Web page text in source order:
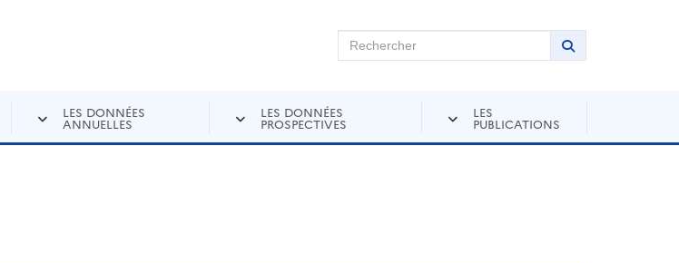
Rechercher sur Andra Inventaire Rechercher
Lancer la
LES DONNÉES
ANNUELLES
LES DONNÉES
PROSPECTIVES
LES
PUBLICATIONS